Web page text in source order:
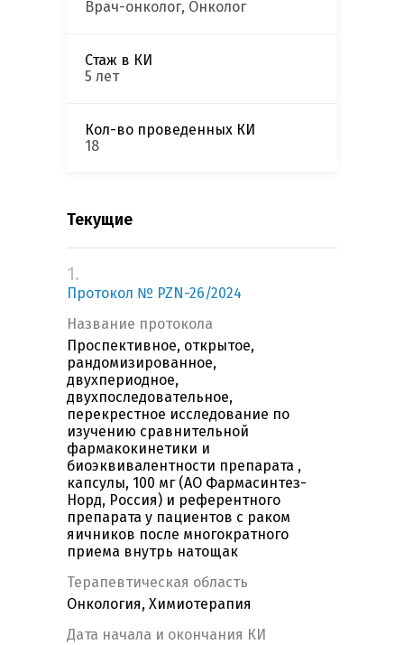
Врач-онколог, Онколог
Стаж в КИ
5 лет
Кол-во проведенных КИ
18
Текущие
1.
Протокол № PZN-26/2024
Название протокола
Проспективное, открытое,
рандомизированное,
двухпериодное,
двухпоследовательное,
перекрестное исследование по
изучению сравнительной
фармакокинетики и
биоэквивалентности препарата ,
капсулы, 100 мг (АО Фармасинтез-
Норд, Россия) и референтного
препарата у пациентов с раком
яичников после многократного
приема внутрь натощак
Терапевтическая область
Онкология, Химиотерапия
Дата начала и окончания КИ